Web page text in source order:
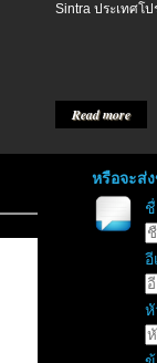
Sintra ประเทศโป
Read more
หรือจะส่
อี
หั